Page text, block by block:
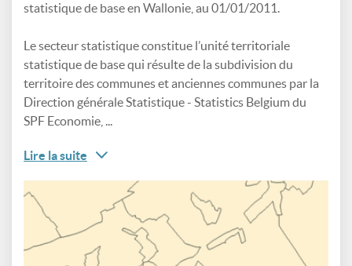
statistique de base en Wallonie, au 01/01/2011.
Le secteur statistique constitue l’unité territoriale
statistique de base qui résulte de la subdivision du
territoire des communes et anciennes communes par la
Direction générale Statistique - Statistics Belgium du
SPF Economie, ...
Lire la suite